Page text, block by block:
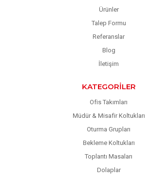
Ürünler
Talep Formu
Referanslar
Blog
İletişim
KATEGORILER
Ofis Takımları
Müdür & Misafir Koltukları
Oturma Grupları
Bekleme Koltukları
Toplantı Masaları
Dolaplar